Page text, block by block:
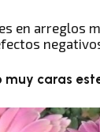
en arreglos
caras